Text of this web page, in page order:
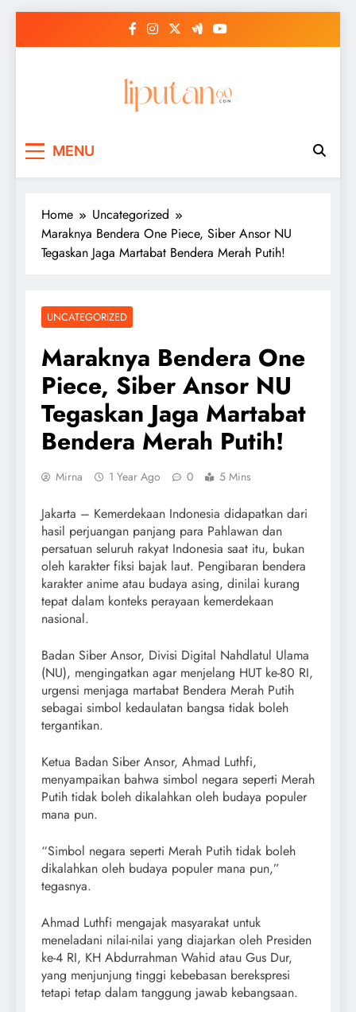
MENU
Home
Uncategorized
Maraknya Bendera One Piece, Siber Ansor NU
Tegaskan Jaga Martabat Bendera Merah Putih!
UNCATEGORIZED
Maraknya Bendera One
Piece, Siber Ansor NU
Tegaskan Jaga Martabat
Bendera Merah Putih!
Mirna 1 Year Ago 0 5 Mins
Jakarta – Kemerdekaan Indonesia didapatkan dari
hasil perjuangan panjang para Pahlawan dan
persatuan seluruh rakyat Indonesia saat itu, bukan
oleh karakter fiksi bajak laut. Pengibaran bendera
karakter anime atau budaya asing, dinilai kurang
tepat dalam konteks perayaan kemerdekaan
nasional.
Badan Siber Ansor, Divisi Digital Nahdlatul Ulama
(NU), mengingatkan agar menjelang HUT ke-80 RI,
urgensi menjaga martabat Bendera Merah Putih
sebagai simbol kedaulatan bangsa tidak boleh
tergantikan.
Ketua Badan Siber Ansor, Ahmad Luthfi,
menyampaikan bahwa simbol negara seperti Merah
Putih tidak boleh dikalahkan oleh budaya populer
mana pun.
“Simbol negara seperti Merah Putih tidak boleh
dikalahkan oleh budaya populer mana pun,”
tegasnya.
Ahmad Luthfi mengajak masyarakat untuk
meneladani nilai-nilai yang diajarkan oleh Presiden
ke-4 RI, KH Abdurrahman Wahid atau Gus Dur,
yang menjunjung tinggi kebebasan berekspresi
tetapi tetap dalam tanggung jawab kebangsaan.